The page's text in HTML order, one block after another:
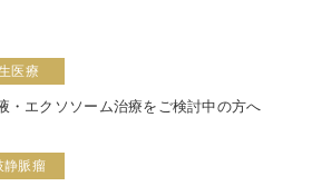
医療
・エクソソーム治療をご検討中の方へ
静脈瘤